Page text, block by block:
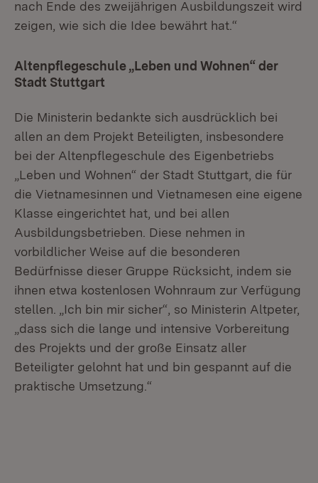
nach Ende des zweijährigen Ausbildungszeit wird
zeigen, wie sich die Idee bewährt hat.“
Altenpflegeschule „Leben und Wohnen“ der
Stadt Stuttgart
Die Ministerin bedankte sich ausdrücklich bei
allen an dem Projekt Beteiligten, insbesondere
bei der Altenpflegeschule des Eigenbetriebs
„Leben und Wohnen“ der Stadt Stuttgart, die für
die Vietnamesinnen und Vietnamesen eine eigene
Klasse eingerichtet hat, und bei allen
Ausbildungsbetrieben. Diese nehmen in
vorbildlicher Weise auf die besonderen
Bedürfnisse dieser Gruppe Rücksicht, indem sie
ihnen etwa kostenlosen Wohnraum zur Verfügung
stellen. „Ich bin mir sicher“, so Ministerin Altpeter,
„dass sich die lange und intensive Vorbereitung
des Projekts und der große Einsatz aller
Beteiligter gelohnt hat und bin gespannt auf die
praktische Umsetzung.“